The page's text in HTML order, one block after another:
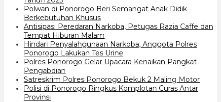
Polwan di Ponorogo Beri Semangat Anak Didik
Berkebutuhan Khusus
Antisipasi Peredaran Narkoba, Petugas Razia Caffe dan
Tempat Hiburan Malam
Hindari Penyalahgunaan Narkoba, Anggota Polres
Ponorogo Lakukan Tes Urine
Polres Ponorogo Gelar Upacara Kenaikan Pangkat
Pengabdian
Satreskrim Polres Ponorogo Bekuk 2 Maling Motor
Polisi di Ponorogo Ringkus Komplotan Curas Antar
Provinsi